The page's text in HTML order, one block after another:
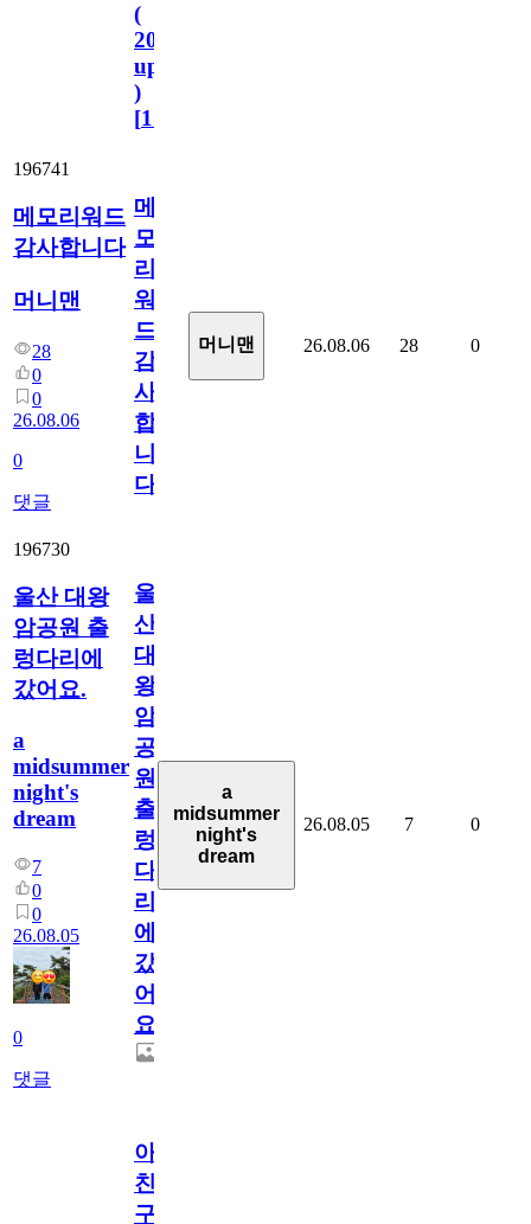
(
2023.11.1
update
)
[110
196741
메모리워드
감사합니다
머니맨
28
0
0
26.08.06
0
댓글
메
모
리
워
드
감
사
합
니
다
머니맨 26.08.06 28 0
196730
울산 대왕
암공원 출
렁다리에
갔어요.
a
midsummer
night's
dream
7
0
0
26.08.05
0
댓글
울
산
대
왕
암
공
원
출
렁
다
리
에
갔
어
요.
a
midsummer
night's
dream
26.08.05 7 0
아.
친
구